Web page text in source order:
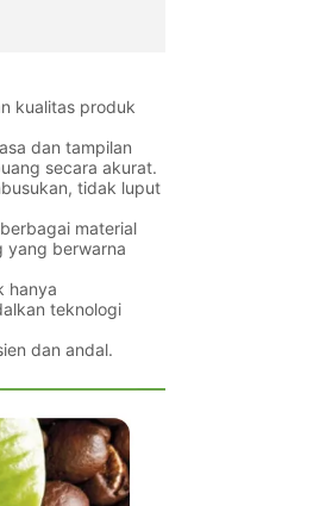
kualitas produk
dan tampilan
secara akurat.
tidak luput
material
yang berwarna
hanya
teknologi
dan andal.